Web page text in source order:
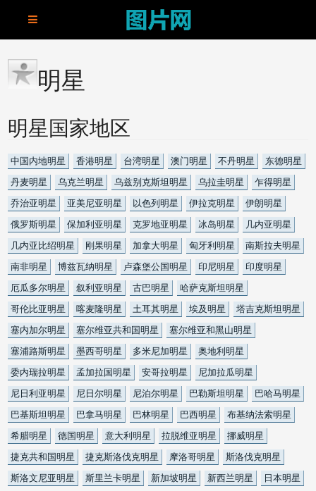
明星
明星国家地区
中国内地明星 香港明星 台湾明星 澳门明星 不丹明星
东德明星
丹麦明星
乌克兰明星 乌兹别克斯坦明星 乌拉圭明星
乍得明星
乔治亚明星
亚美尼亚明星 以色列明星 伊拉克明星
伊朗明星
俄罗斯明星
保加利亚明星 克罗地亚明星 冰岛明星
几内亚明星
几内亚比绍明星
刚果明星 加拿大明星 匈牙利明星
南斯拉夫明星
南非明星
博兹瓦纳明星 卢森堡公国明星 印尼明星
印度明星
厄瓜多尔明星
叙利亚明星 古巴明星
哈萨克斯坦明星
哥伦比亚明星
喀麦隆明星 土耳其明星 埃及明星
塔吉克斯坦明星
塞内加尔明星
塞尔维亚共和国明星
塞尔维亚和黑山明星
塞浦路斯明星
墨西哥明星 多米尼加明星
奥地利明星
委内瑞拉明星
孟加拉国明星 安哥拉明星
尼加拉瓜明星
尼日利亚明星
尼日尔明星 尼泊尔明星 巴勒斯坦明星
巴哈马明星
巴基斯坦明星
巴拿马明星 巴林明星 巴西明星
布基纳法索明星
希腊明星
德国明星 意大利明星 拉脱维亚明星
挪威明星
捷克共和国明星
捷克斯洛伐克明星 摩洛哥明星
斯洛伐克明星
斯洛文尼亚明星
斯里兰卡明星 新加坡明星 新西兰明星
日本明星